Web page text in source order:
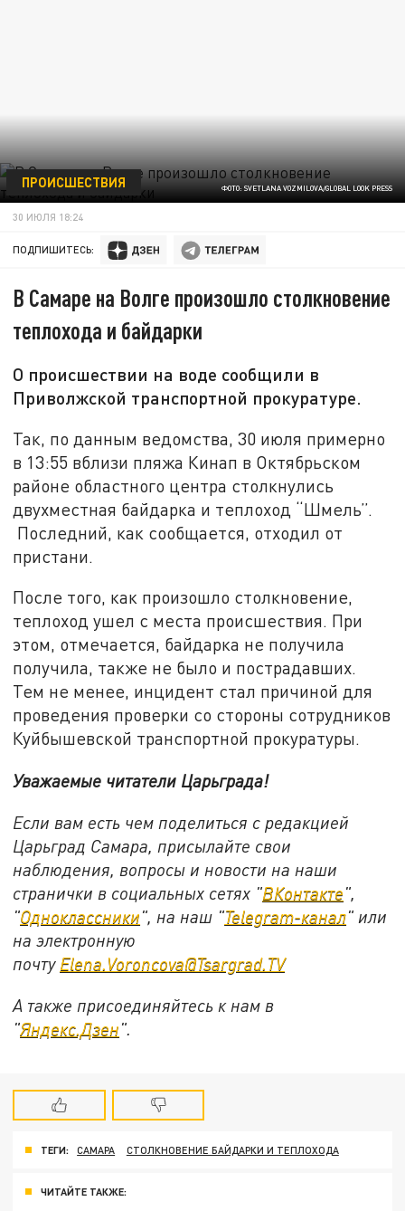
ФОТО: SVETLANA VOZMILOVA/GLOBAL LOOK PRESS
ПРОИСШЕСТВИЯ
30 ИЮЛЯ 18:24
ПОДПИШИТЕСЬ:
В Самаре на Волге произошло столкновение
теплохода и байдарки
О происшествии на воде сообщили в
Приволжской транспортной прокуратуре.
Так, по данным ведомства, 30 июля примерно
в 13:55 вблизи пляжа Кинап в Октябрьском
районе областного центра столкнулись
двухместная байдарка и теплоход “Шмель”.
Последний, как сообщается, отходил от
пристани.
После того, как произошло столкновение,
теплоход ушел с места происшествия. При
этом, отмечается, байдарка не получила
получила, также не было и пострадавших.
Тем не менее, инцидент стал причиной для
проведения проверки со стороны сотрудников
Куйбышевской транспортной прокуратуры.
Уважаемые читатели Царьграда!
Если вам есть чем поделиться с редакцией
Царьград Самара, присылайте свои
наблюдения, вопросы и новости на наши
странички в социальных сетях "ВКонтакте",
"Одноклассники", на наш "Telegram-канал" или
на электронную
почту Elena.Voroncova@Tsargrad.TV
А также присоединяйтесь к нам в
"Яндекс.Дзен".
ТЕГИ: САМАРА СТОЛКНОВЕНИЕ БАЙДАРКИ И ТЕПЛОХОДА
ЧИТАЙТЕ ТАКЖЕ: